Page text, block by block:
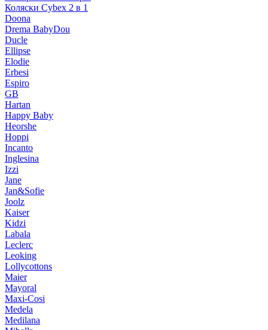
Коляски Cybex 2 в 1
Doona
Drema BabyDou
Ducle
Ellipse
Elodie
Erbesi
Espiro
GB
Hartan
Happy Baby
Heorshe
Hoppi
Incanto
Inglesina
Izzi
Jane
Jan&Sofie
Joolz
Kaiser
Kidzi
Labala
Leclerc
Leoking
Lollycottons
Maier
Mayoral
Maxi-Cosi
Medela
Medilana